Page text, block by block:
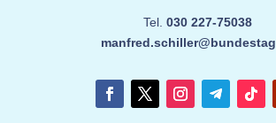
Tel.030 227-75038